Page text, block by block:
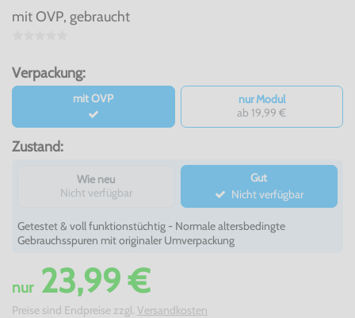
mit OVP, gebraucht
Verpackung:
mit OVP
nur Modul
ab 19,99 €
Zustand:
Wie neu
Nicht verfügbar
Gut
Nicht verfügbar
Getestet & voll funktionstüchtig - Normale altersbedingte
Gebrauchsspuren mit originaler Umverpackung
nur23,99 €
Preise sind Endpreise zzgl. Versandkosten